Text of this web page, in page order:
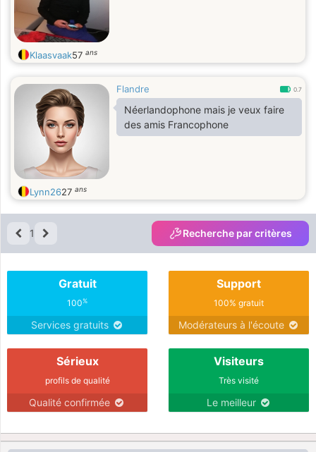
Klaasvaak57 ans
Flandre 0.7
Néerlandophone mais je veux faire
des amis Francophone
Lynn2627 ans
1 Recherche par critères
Gratuit
100%
Services gratuits
Support
100% gratuit
Modérateurs à l'écoute
Sérieux
profils de qualité
Qualité confirmée
Visiteurs
Très visité
Le meilleur